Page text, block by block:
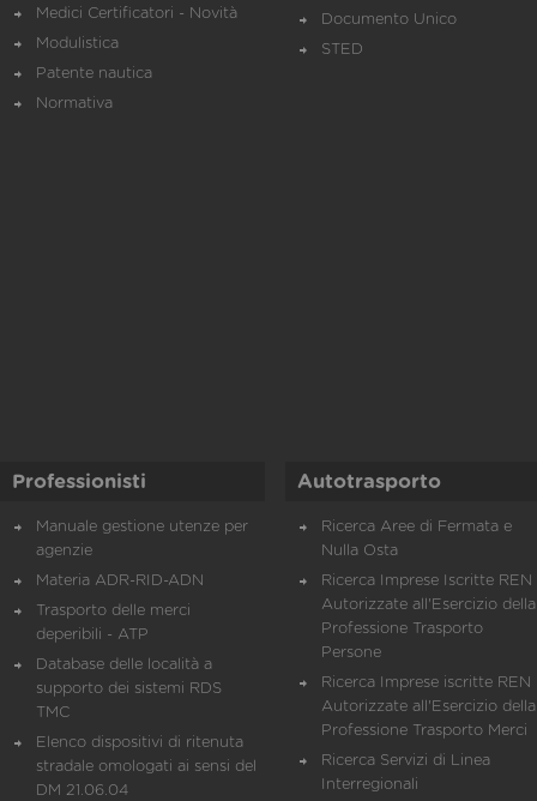
Medici Certificatori - Novità
Modulistica
Patente nautica
Normativa
Documento Unico
STED
Professionisti
Manuale gestione utenze per
agenzie
Materia ADR-RID-ADN
Trasporto delle merci
deperibili - ATP
Database delle località a
supporto dei sistemi RDS
TMC
Elenco dispositivi di ritenuta
stradale omologati ai sensi del
DM 21.06.04
Autotrasporto
Ricerca Aree di Fermata e
Nulla Osta
Ricerca Imprese Iscritte REN
Autorizzate all'Esercizio della
Professione Trasporto
Persone
Ricerca Imprese iscritte REN
Autorizzate all'Esercizio della
Professione Trasporto Merci
Ricerca Servizi di Linea
Interregionali